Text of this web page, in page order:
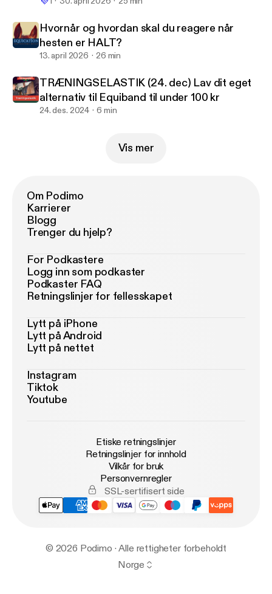
Hvornår og hvordan skal du reagere når
hesten er HALT?
13. april 2026 26 min
TRÆNINGSELASTIK (24. dec) Lav dit eget
alternativ til Equiband til under 100 kr
24. des. 2024 6 min
Vis mer
Om Podimo
Karrierer
Blogg
Trenger du hjelp?
For Podkastere
Logg inn som podkaster
Podkaster FAQ
Retningslinjer for fellesskapet
Lytt på iPhone
Lytt på Android
Lytt på nettet
Instagram
Tiktok
Youtube
Etiske retningslinjer
Retningslinjer for innhold
Vilkår for bruk
Personvernregler
SSL-sertifisert side
© 2026 Podimo · Alle rettigheter forbeholdt
Norge